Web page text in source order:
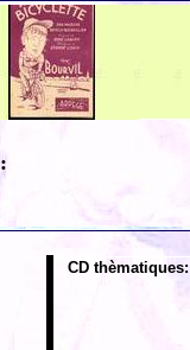
CD thèmatiques: